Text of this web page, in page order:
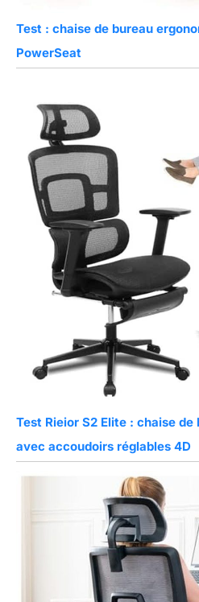
Test : chaise de bureau
PowerSeat
Test Rieior S2 Elite : chaise
avec accoudoirs réglables 4D